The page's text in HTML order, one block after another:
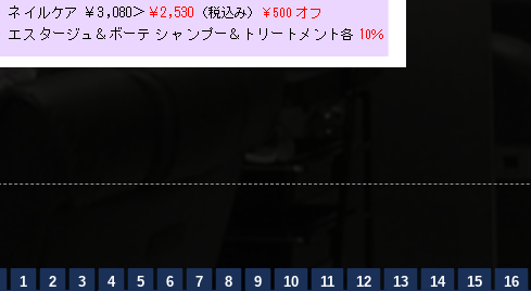
1 2 3 4 5 6 7 8 9 10 11 12 13 14 15 16